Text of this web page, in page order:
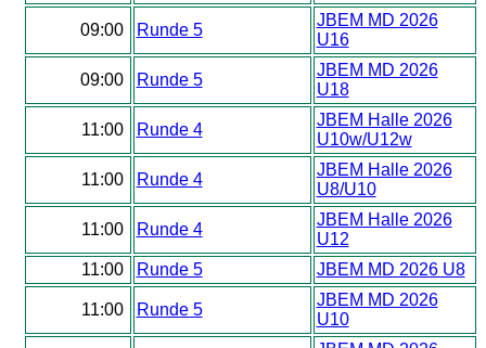
09:00 Runde 5
JBEM MD 2026
U16
09:00 Runde 5
JBEM MD 2026
U18
11:00 Runde 4
JBEM Halle 2026
U10w/U12w
11:00 Runde 4
JBEM Halle 2026
U8/U10
11:00 Runde 4
JBEM Halle 2026
U12
11:00
Runde 5 JBEM MD 2026 U8
11:00 Runde 5
JBEM MD 2026
U10